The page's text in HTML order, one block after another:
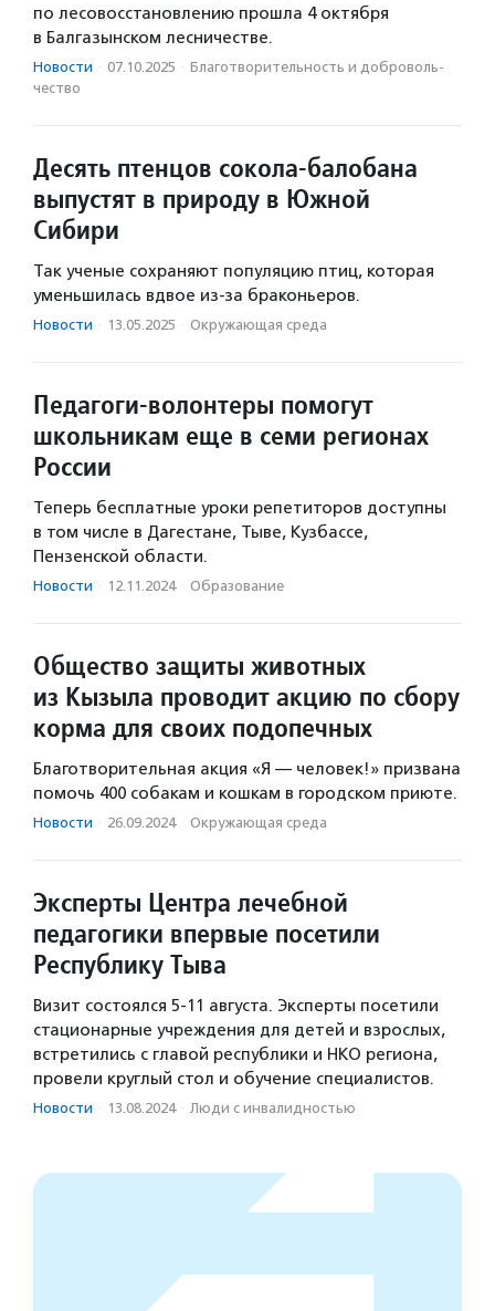
по лесовосстановлению прошла 4 октября
в Балгазынском лесничестве.
Новости · 07.10.2025 · Благотвори­тель­ность и доброволь­
чест­во
Десять птенцов сокола-балобана
выпустят в природу в Южной
Сибири
Так ученые сохраняют популяцию птиц, которая
уменьшилась вдвое из-за браконьеров.
Новости · 13.05.2025 · Окружающая среда
Педагоги-волонтеры помогут
школьникам еще в семи регионах
России
Теперь бесплатные уроки репетиторов доступны
в том числе в Дагестане, Тыве, Кузбассе,
Пензенской области.
Новости · 12.11.2024 · Образование
Общество защиты животных
из Кызыла проводит акцию по сбору
корма для своих подопечных
Благотворительная акция «Я — человек!» призвана
помочь 400 собакам и кошкам в городском приюте.
Новости · 26.09.2024 · Окружающая среда
Эксперты Центра лечебной
педагогики впервые посетили
Республику Тыва
Визит состоялся 5-11 августа. Эксперты посетили
стационарные учреждения для детей и взрослых,
встретились с главой республики и НКО региона,
провели круглый стол и обучение специалистов.
Новости · 13.08.2024 · Люди с инвалидностью